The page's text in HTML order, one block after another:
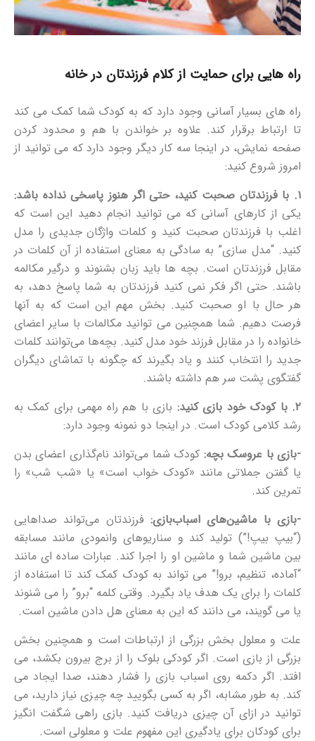
راه هایی برای حمایت از کلام فرزندتان در خانه
راه های بسیار آسانی وجود دارد که به کودک شما کمک می کند
تا ارتباط برقرار کند. علاوه بر خواندن با هم و محدود کردن
صفحه نمایش، در اینجا سه ​​کار دیگر وجود دارد که می توانید از
امروز شروع کنید:
۱. با فرزندتان صحبت کنید، حتی اگر هنوز پاسخی نداده باشد:
یکی از کارهای آسانی که می توانید انجام دهید این است که
اغلب با فرزندتان صحبت کنید و کلمات واژگان جدیدی را مدل
کنید. “مدل سازی” به سادگی به معنای استفاده از آن کلمات در
مقابل فرزندتان است. بچه ها باید زبان بشنوند و درگیر مکالمه
باشند. حتی اگر فکر نمی کنید فرزندتان به شما پاسخ دهد، به
هر حال با او صحبت کنید. بخش مهم این است که به آنها
فرصت دهیم. شما همچنین می توانید مکالمات با سایر اعضای
خانواده را در مقابل فرزند خود مدل کنید. بچه‌ها می‌توانند کلمات
جدید را انتخاب کنند و یاد بگیرند که چگونه با تماشای دیگران
گفتگوی پشت سر هم داشته باشند.
۲. با کودک خود بازی کنید:
بازی با هم راه مهمی برای کمک به
رشد کلامی کودک است. در اینجا دو نمونه وجود دارد:
-بازی با عروسک بچه: کودک شما می‌تواند نام‌گذاری اعضای بدن
یا گفتن جملاتی مانند «کودک خواب است» یا «شب شب» را
تمرین کند.
-بازی با ماشین‌های اسباب‌بازی: فرزندتان می‌تواند صداهایی
(“بیپ بیپ!”) تولید کند و سناریوهای وانمودی مانند مسابقه
بین ماشین شما و ماشین او را اجرا کند. عبارات ساده ای مانند
“آماده، تنظیم، برو!” می تواند به کودک کمک کند تا استفاده از
کلمات را برای یک هدف یاد بگیرد. وقتی کلمه “برو” را می شنوند
یا می گویند، می دانند که این به معنای هل دادن ماشین است.
علت و معلول بخش بزرگی از ارتباطات است و همچنین بخش
بزرگی از بازی است. اگر کودکی بلوک را از برج بیرون بکشد، می
افتد. اگر دکمه روی اسباب بازی را فشار دهند، صدا ایجاد می
کند. به طور مشابه، اگر به کسی بگویید چه چیزی نیاز دارید، می
توانید در ازای آن چیزی دریافت کنید. بازی راهی شگفت انگیز
برای کودکان برای یادگیری این مفهوم علت و معلولی است.